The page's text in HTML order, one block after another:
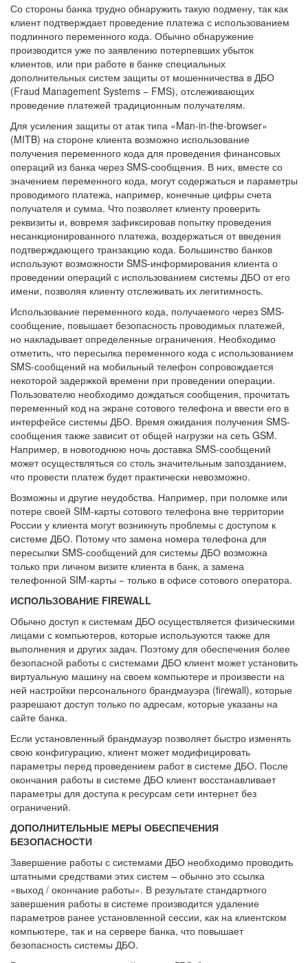
Со стороны банка трудно обнаружить такую подмену, так как
клиент подтверждает проведение платежа с использованием
подлинного переменного кода. Обычно обнаружение
производится уже по заявлению потерпевших убыток
клиентов, или при работе в банке специальных
дополнительных систем защиты от мошенничества в ДБО
(Fraud Management Systems − FMS), отслеживающих
проведение платежей традиционным получателям.
Для усиления защиты от атак типа «Man-in-the-browser»
(MITB) на стороне клиента возможно использование
получения переменного кода для проведения финансовых
операций из банка через SMS-сообщения. В них, вместе со
значением переменного кода, могут содержаться и параметры
проводимого платежа, например, конечные цифры счета
получателя и сумма. Что позволяет клиенту проверить
реквизиты и, вовремя зафиксировав попытку проведения
несанкционированного платежа, воздержаться от введения
подтверждающего транзакцию кода. Большинство банков
используют возможности SMS-информирования клиента о
проведении операций с использованием системы ДБО от его
имени, позволяя клиенту отслеживать их легитимность.
Использование переменного кода, получаемого через SMS-
сообщение, повышает безопасность проводимых платежей,
но накладывает определенные ограничения. Необходимо
отметить, что пересылка переменного кода с использованием
SMS-сообщений на мобильный телефон сопровождается
некоторой задержкой времени при проведении операции.
Пользователю необходимо дождаться сообщения, прочитать
переменный код на экране сотового телефона и ввести его в
интерфейсе системы ДБО. Время ожидания получения SMS-
сообщения также зависит от общей нагрузки на сеть GSM.
Например, в новогоднюю ночь доставка SMS-сообщений
может осуществляться со столь значительным запозданием,
что провести платеж будет практически невозможно.
Возможны и другие неудобства. Например, при поломке или
потере своей SIM-карты сотового телефона вне территории
России у клиента могут возникнуть проблемы с доступом к
системе ДБО. Потому что замена номера телефона для
пересылки SMS-сообщений для системы ДБО возможна
только при личном визите клиента в банк, а замена
телефонной SIM-карты − только в офисе сотового оператора.
ИСПОЛЬЗОВАНИЕ FIREWALL
Обычно доступ к системам ДБО осуществляется физическими
лицами с компьютеров, которые используются также для
выполнения и других задач. Поэтому для обеспечения более
безопасной работы с системами ДБО клиент может установить
виртуальную машину на своем компьютере и произвести на
ней настройки персонального брандмауэра (firewall), которые
разрешают доступ только по адресам, которые указаны на
сайте банка.
Если установленный брандмауэр позволяет быстро изменять
свою конфигурацию, клиент может модифицировать
параметры перед проведением работ в системе ДБО. После
окончания работы в системе ДБО клиент восстанавливает
параметры для доступа к ресурсам сети интернет без
ограничений.
ДОПОЛНИТЕЛЬНЫЕ МЕРЫ ОБЕСПЕЧЕНИЯ
БЕЗОПАСНОСТИ
Завершение работы с системами ДБО необходимо проводить
штатными средствами этих систем – обычно это ссылка
«выход / окончание работы». В результате стандартного
завершения работы в системе производится удаление
параметров ранее установленной сессии, как на клиентском
компьютере, так и на сервере банка, что повышает
безопасность системы ДБО.